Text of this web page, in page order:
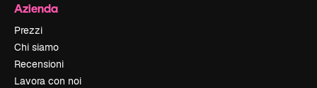
Azienda
Prezzi
Chi siamo
Recensioni
Lavora con noi